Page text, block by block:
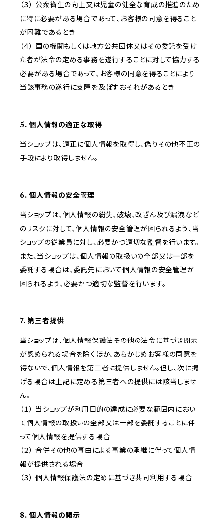
（３） 公衆衛生の向上又は児童の健全な育成の推進のため
に特に必要がある場合であって、お客様の同意を得ること
が困難であるとき
（４） 国の機関もしくは地方公共団体又はその委託を受け
た者が法令の定める事務を遂行することに対して協力する
必要がある場合であって、お客様の同意を得ることにより
当該事務の遂行に支障を及ぼすおそれがあるとき
5. 個人情報の適正な取得
当ショップは、適正に個人情報を取得し、偽りその他不正の
手段により取得しません。
6. 個人情報の安全管理
当ショップは、個人情報の紛失、破壊、改ざん及び漏洩など
のリスクに対して、個人情報の安全管理が図られるよう、当
ショップの従業員に対し、必要かつ適切な監督を行います。
また、当ショップは、個人情報の取扱いの全部又は一部を
委託する場合は、委託先において個人情報の安全管理が
図られるよう、必要かつ適切な監督を行います。
7. 第三者提供
当ショップは、個人情報保護法その他の法令に基づき開示
が認められる場合を除くほか、あらかじめお客様の同意を
得ないで、個人情報を第三者に提供しません。但し、次に掲
げる場合は上記に定める第三者への提供には該当しませ
ん。
（１） 当ショップが利用目的の達成に必要な範囲内におい
て個人情報の取扱いの全部又は一部を委託することに伴
って個人情報を提供する場合
（２） 合併その他の事由による事業の承継に伴って個人情
報が提供される場合
（３） 個人情報保護法の定めに基づき共同利用する場合
8. 個人情報の開示